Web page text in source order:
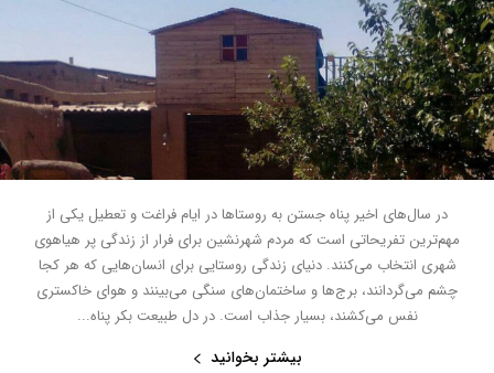
در سال‌های اخیر پناه جستن به روستاها در ایام فراغت و تعطیل یکی از
مهم‌ترین تفریحاتی است که مردم شهرنشین برای فرار از زندگی پر هیاهوی
شهری انتخاب می‌کنند. دنیای زندگی روستایی برای انسان‌هایی که هر کجا
چشم می‌گردانند، برج‌ها و ساختمان‌های سنگی می‌بینند و هوای خاکستری
نفس می‌کشند، بسیار جذاب است. در دل طبیعت بکر پناه...
بیشتر بخوانید